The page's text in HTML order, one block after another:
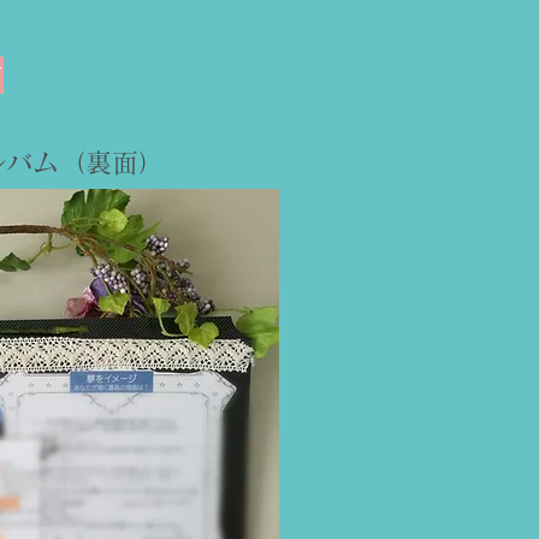
ム（裏面）